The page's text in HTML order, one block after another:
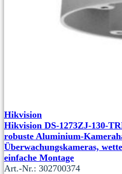
Hikvision
Hikvision DS-1273ZJ-130-
robuste Aluminium-
Überwachungskameras,
einfache Montage
Art.-Nr.: 302700374